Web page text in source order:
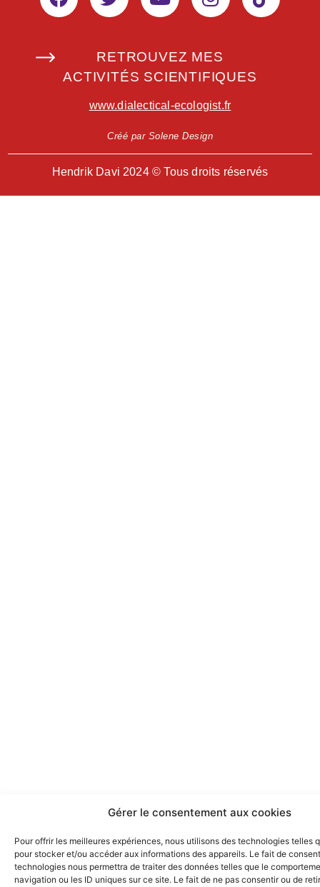
Gérer le consentement aux cookies
Pour offrir les meilleures expériences, nous utilisons des technologies telles
pour stocker et/ou accéder aux informations des appareils. Le fait de
technologies nous permettra de traiter des données telles que le
navigation ou les ID uniques sur ce site. Le fait de ne pas consentir ou de
RETROUVEZ MES
ACTIVITÉS SCIENTIFIQUES
www.dialectical-ecologist.fr
Créé par Solene Design
Hendrik Davi 2024 © Tous droits réservés